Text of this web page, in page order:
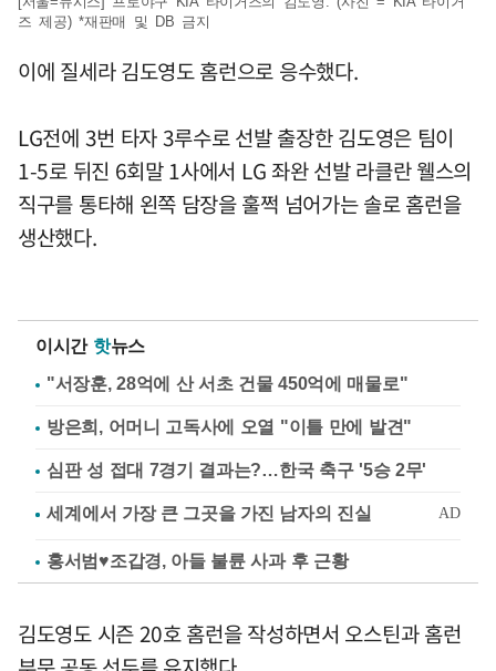
즈 제공) *재판매 및 DB 금지
이에 질세라 김도영도 홈런으로 응수했다.
LG전에 3번 타자 3루수로 선발 출장한 김도영은 팀이
1-5로 뒤진 6회말 1사에서 LG 좌완 선발 라클란 웰스의
직구를 통타해 왼쪽 담장을 훌쩍 넘어가는 솔로 홈런을
생산했다.
이시간 핫뉴스
"서장훈, 28억에 산 서초 건물 450억에 매물로"
방은희, 어머니 고독사에 오열 "이틀 만에 발견"
심판 성 접대 7경기 결과는?…한국 축구 '5승 2무'
홍서범♥조갑경, 아들 불륜 사과 후 근황
김도영도 시즌 20호 홈런을 작성하면서 오스틴과 홈런